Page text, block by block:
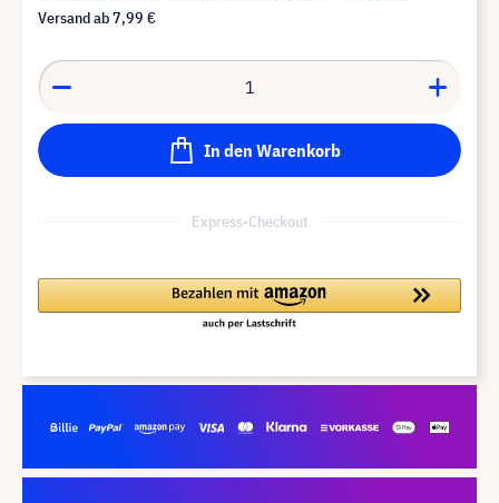
Versand ab7,99 €
In den Warenkorb
Express-Checkout